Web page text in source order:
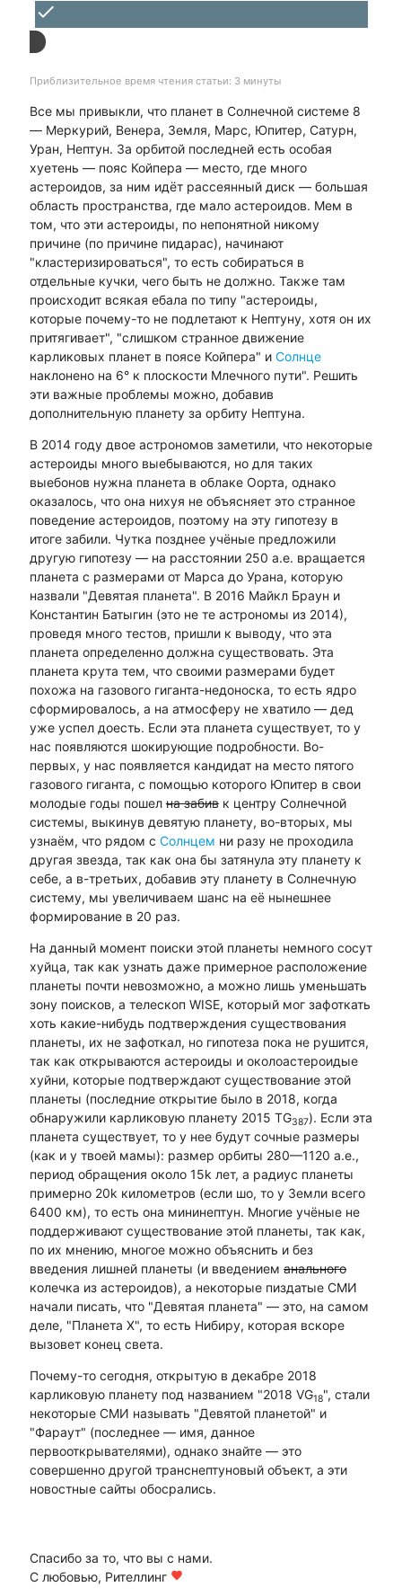
done
Приблизительное время чтения статьи: 3 минуты
Все мы привыкли, что планет в Солнечной системе 8
— Меркурий, Венера, Земля, Марс, Юпитер, Сатурн,
Уран, Нептун. За орбитой последней есть особая
хуетень — пояс Койпера — место, где много
астероидов, за ним идёт рассеянный диск — большая
область пространства, где мало астероидов. Мем в
том, что эти астероиды, по непонятной никому
причине (по причине пидарас), начинают
"кластеризироваться", то есть собираться в
отдельные кучки, чего быть не должно. Также там
происходит всякая ебала по типу "астероиды,
которые почему-то не подлетают к Нептуну, хотя он их
притягивает", "слишком странное движение
карликовых планет в поясе Койпера" и Солнце
наклонено на 6° к плоскости Млечного пути". Решить
эти важные проблемы можно, добавив
дополнительную планету за орбиту Нептуна.
В 2014 году двое астрономов заметили, что некоторые
астероиды много выебываются, но для таких
выебонов нужна планета в облаке Оорта, однако
оказалось, что она нихуя не объясняет это странное
поведение астероидов, поэтому на эту гипотезу в
итоге забили. Чутка позднее учёные предложили
другую гипотезу — на расстоянии 250 а.е. вращается
планета с размерами от Марса до Урана, которую
назвали "Девятая планета". В 2016 Майкл Браун и
Константин Батыгин (это не те астрономы из 2014),
проведя много тестов, пришли к выводу, что эта
планета определенно должна существовать. Эта
планета крута тем, что своими размерами будет
похожа на газового гиганта-недоноска, то есть ядро
сформировалось, а на атмосферу не хватило — дед
уже успел доесть. Если эта планета существует, то у
нас появляются шокирующие подробности. Во-
первых, у нас появляется кандидат на место пятого
газового гиганта, с помощью которого Юпитер в свои
молодые годы пошел на забивк центру Солнечной
системы, выкинув девятую планету, во-вторых, мы
узнаём, что рядом с Солнцем ни разу не проходила
другая звезда, так как она бы затянула эту планету к
себе, а в-третьих, добавив эту планету в Солнечную
систему, мы увеличиваем шанс на её нынешнее
формирование в 20 раз.
На данный момент поиски этой планеты немного сосут
хуйца, так как узнать даже примерное расположение
планеты почти невозможно, а можно лишь уменьшать
зону поисков, а телескоп WISE, который мог зафоткать
хоть какие-нибудь подтверждения существования
планеты, их не зафоткал, но гипотеза пока не рушится,
так как открываются астероиды и околоастероидые
хуйни, которые подтверждают существование этой
планеты (последние открытие было в 2018, когда
обнаружили карликовую планету 2015 TG387). Если эта
планета существует, то у нее будут сочные размеры
(как и у твоей мамы): размер орбиты 280—1120 а.е.,
период обращения около 15k лет, а радиус планеты
примерно 20k километров (если шо, то у Земли всего
6400 км), то есть она мининептун. Многие учёные не
поддерживают существование этой планеты, так как,
по их мнению, многое можно объяснить и без
введения лишней планеты (и введением анального
колечка из астероидов), а некоторые пиздатые СМИ
начали писать, что "Девятая планета" — это, на самом
деле, "Планета X", то есть Нибиру, которая вскоре
вызовет конец света.
Почему-то сегодня, открытую в декабре 2018
карликовую планету под названием "2018 VG18", стали
некоторые СМИ называть "Девятой планетой" и
"Фараут" (последнее — имя, данное
первооткрывателями), однако знайте — это
совершенно другой транснептуновый объект, а эти
новостные сайты обосрались.
Спасибо за то, что вы с нами.
С любовью, Рителлинг favorite